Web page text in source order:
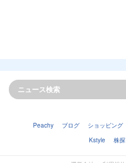
Peachy ブログ ショッピング
Kstyle
株探